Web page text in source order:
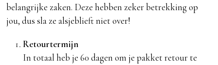
belangrijke zaken. Deze hebben zeker betrekking op
jou, dus sla ze alsjeblieft niet over!
Retourtermijn
In totaal heb je 60 dagen om je pakket retour te